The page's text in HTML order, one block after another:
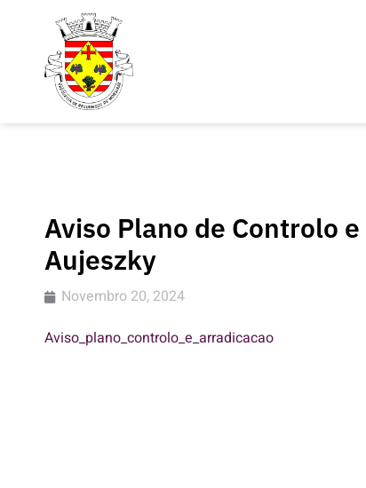
Aviso Plano de Controlo
Aujeszky
Novembro 20, 2024
Aviso_plano_controlo_e_arradicacao